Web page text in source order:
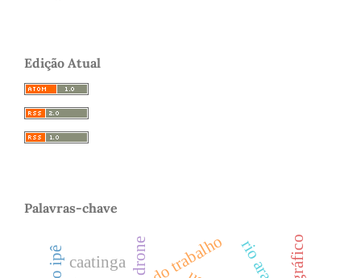
Edição Atual
Palavras-chave
drone
caatinga